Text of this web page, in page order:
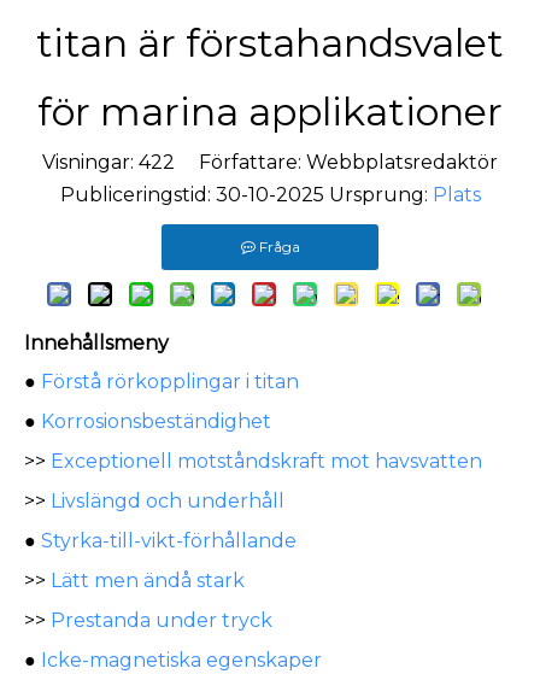
titan är förstahandsvalet
för marina applikationer
Visningar: 422 Författare: Webbplatsredaktör
Publiceringstid: 30-10-2025 Ursprung: Plats
Fråga
Innehållsmeny
● Förstå rörkopplingar i titan
● Korrosionsbeständighet
>> Exceptionell motståndskraft mot havsvatten
>> Livslängd och underhåll
● Styrka-till-vikt-förhållande
>> Lätt men ändå stark
>> Prestanda under tryck
● Icke-magnetiska egenskaper